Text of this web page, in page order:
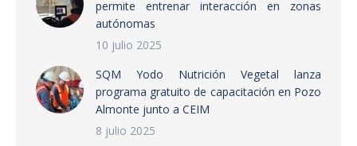
permite entrenar interacción en zonas
autónomas
10 julio 2025
SQM Yodo Nutrición Vegetal lanza
programa gratuito de capacitación en Pozo
Almonte junto a CEIM
8 julio 2025